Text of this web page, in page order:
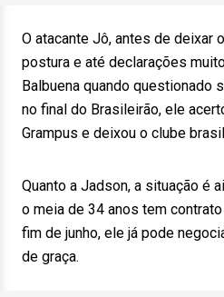
O atacante Jô, antes de deixar
postura e até declarações
Balbuena quando questionado
no final do Brasileirão, ele
Grampus e deixou o clube
Quanto a Jadson, a situação é
o meia de 34 anos tem
fim de junho, ele já pode
de graça.